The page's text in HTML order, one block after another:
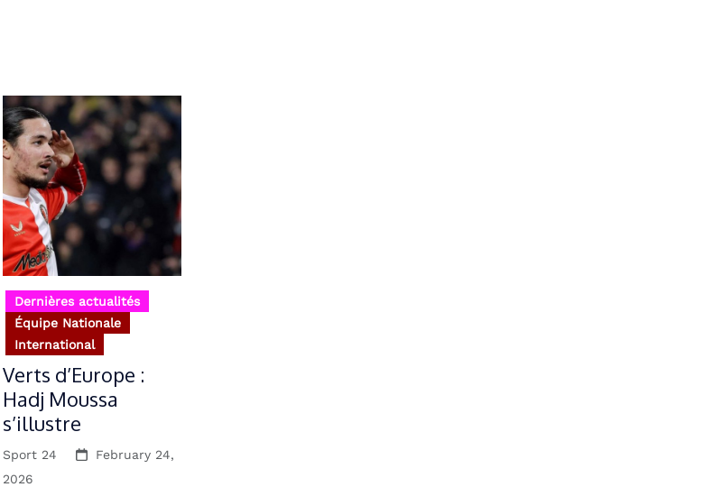
Dernières actualités
Équipe Nationale
International
Verts d’Europe :
Hadj Moussa
s’illustre
Sport 24
February 24,
2026